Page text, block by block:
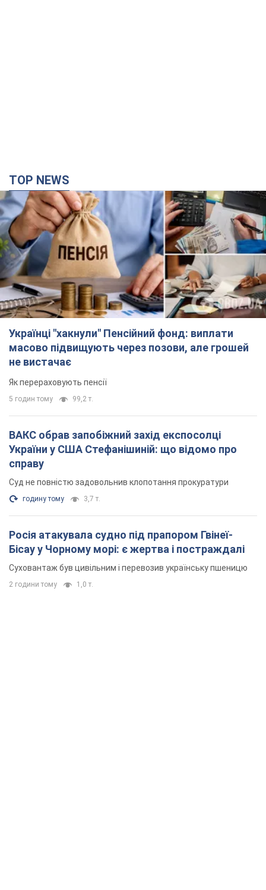
Українці "хакнули" Пенсійний фонд: виплати
масово підвищують через позови, але грошей
не вистачає
Як перераховують пенсії
5 годин тому 99,2 т.
ВАКС обрав запобіжний захід експосолці
України у США Стефанішиній: що відомо про
справу
Суд не повністю задовольнив клопотання прокуратури
годину тому 3,7 т.
Росія атакувала судно під прапором Гвінеї-
Бісау у Чорному морі: є жертва і постраждалі
Суховантаж був цивільним і перевозив українську пшеницю
2 години тому